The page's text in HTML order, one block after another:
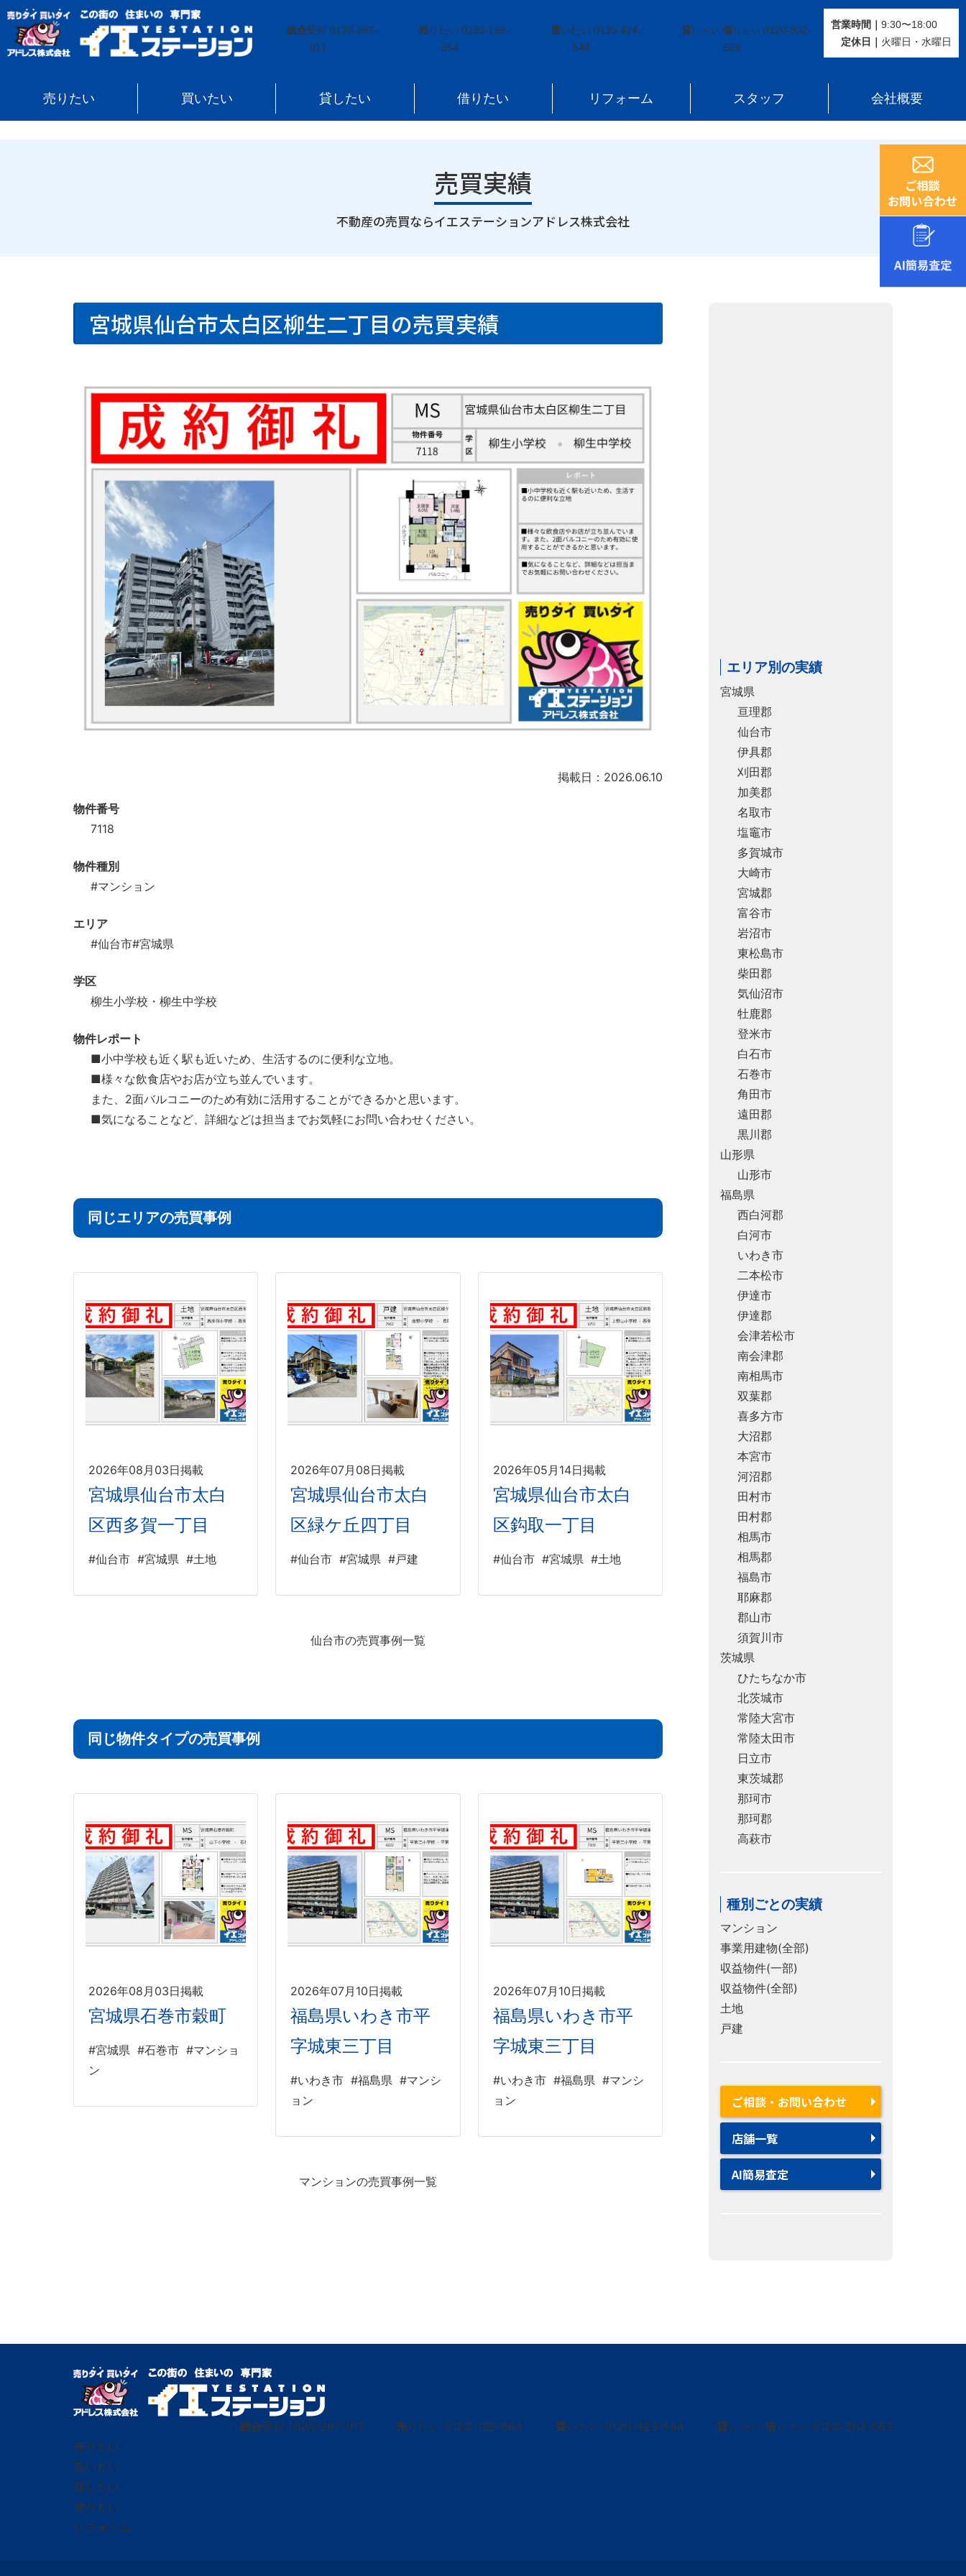
総合受付 0120-297-
011
売りたい 0120-139-
664
買いたい 0120-424-
544
貸し たい 借り たい 0120-302-
563
営業時間｜ 9:30〜18:00
定休⽇｜ 火曜⽇・水曜⽇
売りたい 買いたい 貸したい 借りたい リフォーム スタッフ 会社概要
イエステーション » 売買実績
売買実績
｜
不動産の売買ならイエステーションアドレス株式会社
宮城県仙台市太白区柳生二丁目の売買実績
掲載日：2026.06.10
物件番号
7118
物件種別
#マンション
エリア
#仙台市#宮城県
学区
柳生小学校・柳生中学校
物件レポート
■小中学校も近く駅も近いため、生活するのに便利な立地。
■様々な飲食店やお店が立ち並んでいます。
また、2面バルコニーのため有効に活用することができるかと思います。
■気になることなど、詳細などは担当までお気軽にお問い合わせください。
同じエリアの売買事例
2026年08月03日掲載
宮城県仙台市太白
区西多賀一丁目
#仙台市 #宮城県 #土地
2026年07月08日掲載
宮城県仙台市太白
区緑ケ丘四丁目
#仙台市 #宮城県 #戸建
2026年05月14日掲載
宮城県仙台市太白
区鈎取一丁目
#仙台市 #宮城県 #土地
仙台市の売買事例一覧
同じ物件タイプの売買事例
2026年08月03日掲載
宮城県石巻市穀町
#宮城県 #石巻市 #マンショ
ン
2026年07月10日掲載
福島県いわき市平
字城東三丁目
#いわき市 #福島県 #マンシ
ョン
2026年07月10日掲載
福島県いわき市平
字城東三丁目
#いわき市 #福島県 #マンシ
ョン
マンションの売買事例一覧
エリア別の実績
宮城県
亘理郡
仙台市
伊具郡
刈田郡
加美郡
名取市
塩竈市
多賀城市
大崎市
宮城郡
富谷市
岩沼市
東松島市
柴田郡
気仙沼市
牡鹿郡
登米市
白石市
石巻市
角田市
遠田郡
黒川郡
山形県
山形市
福島県
西白河郡
白河市
いわき市
二本松市
伊達市
伊達郡
会津若松市
南会津郡
南相馬市
双葉郡
喜多方市
大沼郡
本宮市
河沼郡
田村市
田村郡
相馬市
相馬郡
福島市
耶麻郡
郡山市
須賀川市
茨城県
ひたちなか市
北茨城市
常陸大宮市
常陸太田市
日立市
東茨城郡
那珂市
那珂郡
高萩市
種別ごとの実績
マンション
事業用建物(全部)
収益物件(一部)
収益物件(全部)
土地
戸建
ご相談・お問い合わせ
店舗一覧
AI簡易査定
総合受付 0120-297-011 売りたい 0120-139-664 買いたい 0120-424-544 貸し たい 借り たい 0120-302-563
売りたい
買いたい
貸したい
借りたい
リフォーム